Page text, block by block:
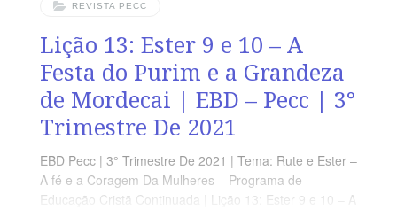
REVISTA PECC
Lição 13: Ester 9 e 10 – A
Festa do Purim e a Grandeza
de Mordecai | EBD – Pecc | 3°
Trimestre De 2021
EBD Pecc | 3° Trimestre De 2021 | Tema: Rute e Ester –
A fé e a Coragem Da Mulheres – Programa de
Educação Cristã Continuada | Lição 13: Ester 9 e 10 – A